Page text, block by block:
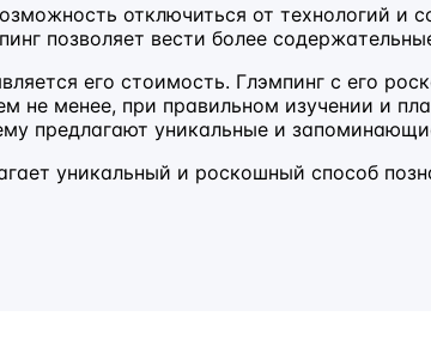
отключиться от технологий и
позволяет вести более
его стоимость. Глэмпинг с его
не менее, при правильном изучении и
предлагают уникальные и
уникальный и роскошный способ